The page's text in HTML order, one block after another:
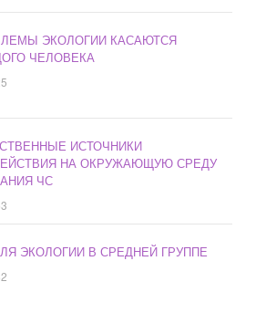
ЭКОЛОГИИ КАСАЮТСЯ
ЧЕЛОВЕКА
ИСТОЧНИКИ
НА ОКРУЖАЮЩУЮ СРЕДУ
ЧС
ЭКОЛОГИИ В СРЕДНЕЙ ГРУППЕ